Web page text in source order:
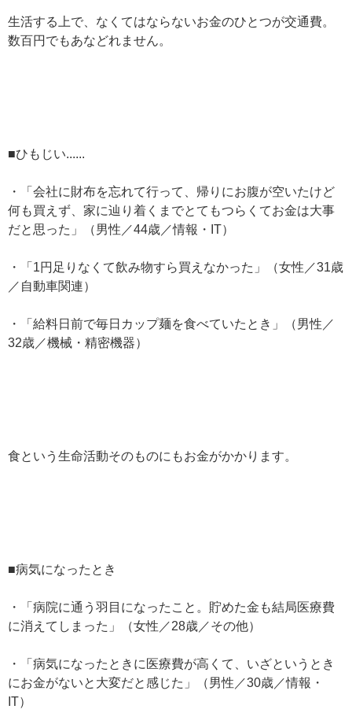
生活する上で、なくてはならないお金のひとつが交通費。
数百円でもあなどれません。
■ひもじい......
・「会社に財布を忘れて行って、帰りにお腹が空いたけど
何も買えず、家に辿り着くまでとてもつらくてお金は大事
だと思った」（男性／44歳／情報・IT）
・「1円足りなくて飲み物すら買えなかった」（女性／31歳
／自動車関連）
・「給料日前で毎日カップ麺を食べていたとき」（男性／
32歳／機械・精密機器）
食という生命活動そのものにもお金がかかります。
■病気になったとき
・「病院に通う羽目になったこと。貯めた金も結局医療費
に消えてしまった」（女性／28歳／その他）
・「病気になったときに医療費が高くて、いざというとき
にお金がないと大変だと感じた」（男性／30歳／情報・
IT）